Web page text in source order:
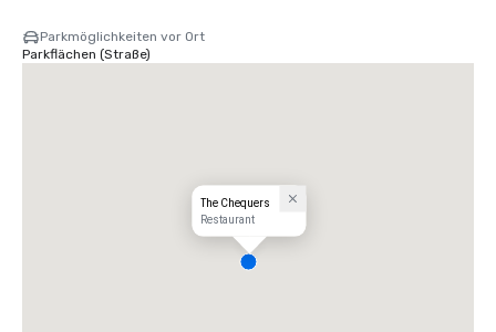
Parkmöglichkeiten vor Ort
Parkflächen (Straße)
The Chequers
Restaurant